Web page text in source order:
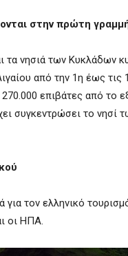
στην πρώτη
νησιά των Κυκλάδων
από την 1η έως τις
επιβάτες από το
συγκεντρώσει το νησί
για τον ελληνικό
οι ΗΠΑ.